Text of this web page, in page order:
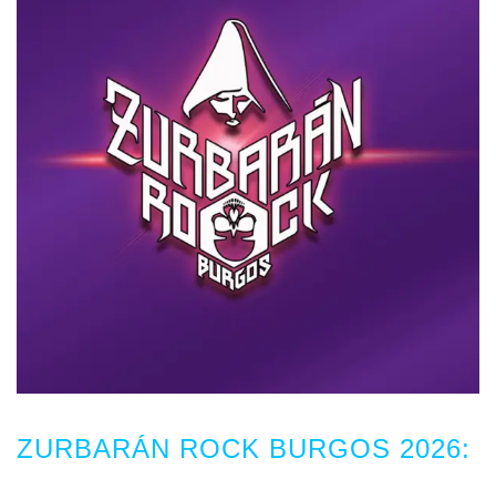
ZURBARÁN ROCK BURGOS 2026: